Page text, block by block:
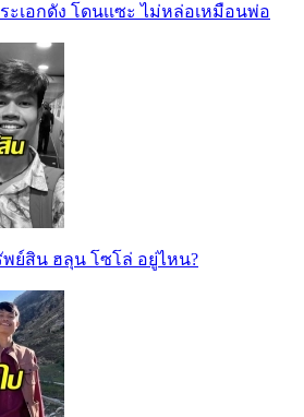
เอกดัง โดนเเซะ ไม่หล่อเหมือนพ่อ
ย์สิน ฮลุน โซโล่ อยู่ไหน?